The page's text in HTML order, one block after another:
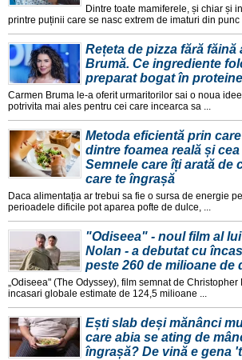
Dintre toate mamiferele, și chiar și
printre puținii care se nasc extrem de imaturi din punc
Rețeta de pizza fără făină
Brumă. Ce ingrediente
preparat bogat în proteine
Carmen Bruma le-a oferit urmaritorilor sai o noua
potrivita mai ales pentru cei care incearca sa ...
Metoda eficientă prin
dintre foamea reală și
Semnele care îți arată de
care te îngrașă
Daca alimentația ar trebui sa fie o sursa de energie
perioadele dificile pot aparea pofte de dulce, ...
"Odiseea" - noul film al
Nolan - a debutat cu
peste 260 de milioane de
„Odiseea" (The Odyssey), film semnat de
incasari globale estimate de 124,5 milioane ...
Ești slab deși mănânci
care abia se ating de
îngrașă? De vină e gena